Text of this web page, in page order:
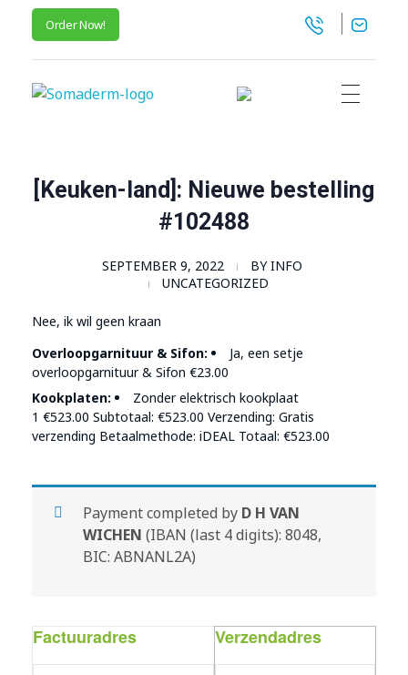
Order Now!
[Keuken-land]: Nieuwe bestelling
#102488
SEPTEMBER 9, 2022 BY INFO
UNCATEGORIZED
Nee, ik wil geen kraan
Overloopgarnituur & Sifon:
Ja, een setje
overloopgarnituur & Sifon €23.00
Kookplaten:
Zonder elektrisch kookplaat
1 €523.00 Subtotaal: €523.00 Verzending: Gratis
verzending Betaalmethode: iDEAL Totaal: €523.00
Payment completed by D H VAN
WICHEN (IBAN (last 4 digits): 8048,
BIC: ABNANL2A)
Factuuradres Verzendadres